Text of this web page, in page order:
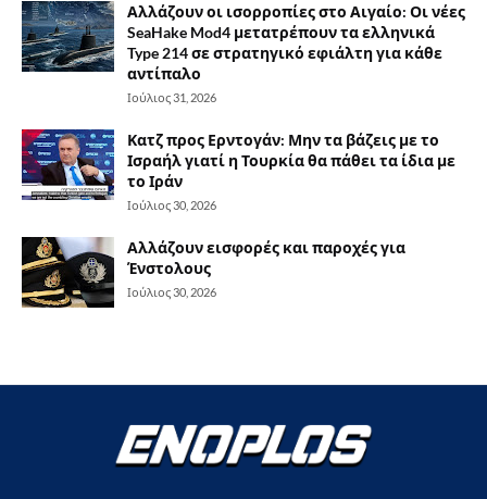
Αλλάζουν οι ισορροπίες στο Αιγαίο: Οι νέες
SeaHake Mod4 μετατρέπουν τα ελληνικά
Type 214 σε στρατηγικό εφιάλτη για κάθε
αντίπαλο
Ιούλιος 31, 2026
Κατζ προς Ερντογάν: Μην τα βάζεις με το
Ισραήλ γιατί η Τουρκία θα πάθει τα ίδια με
το Ιράν
Ιούλιος 30, 2026
Αλλάζουν εισφορές και παροχές για
Ένστολους
Ιούλιος 30, 2026